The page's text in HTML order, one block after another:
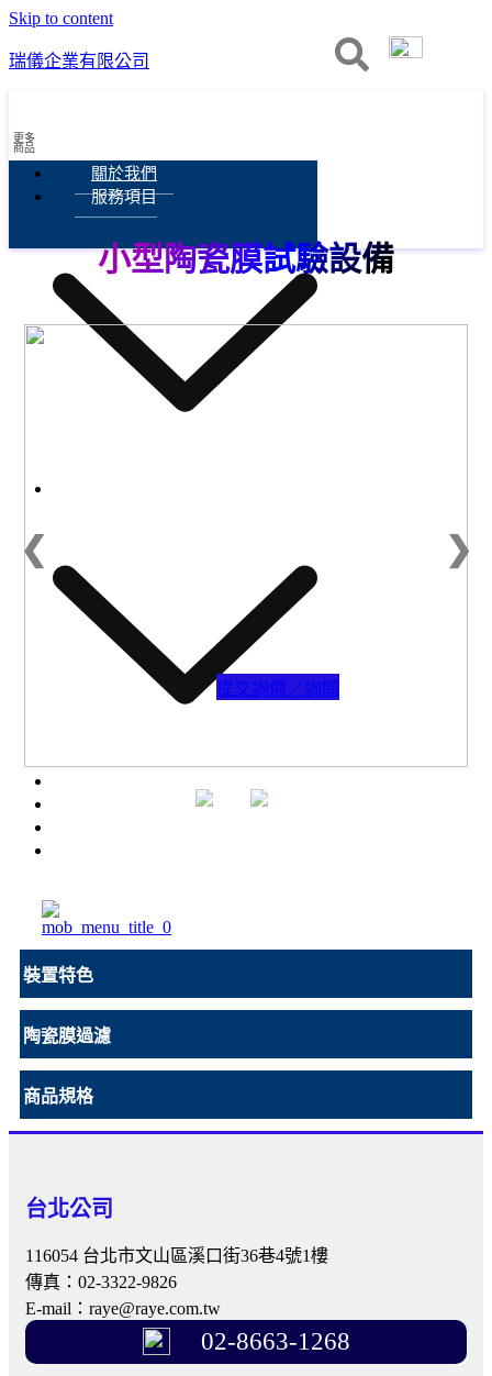
Skip to content
瑞儀企業有限公司
關於我們
服務項目
高分子膜過濾(PMF)
設備實績
提交詢價／詢問
更多
商品
小型陶瓷膜試驗設備
❮ ❯
裝置特色
陶瓷膜過濾
商品規格
台北公司
116054 台北市文山區溪口街36巷4號1樓
傳真：02-3322-9826
E-mail：raye@raye.com.tw
02-8663-1268